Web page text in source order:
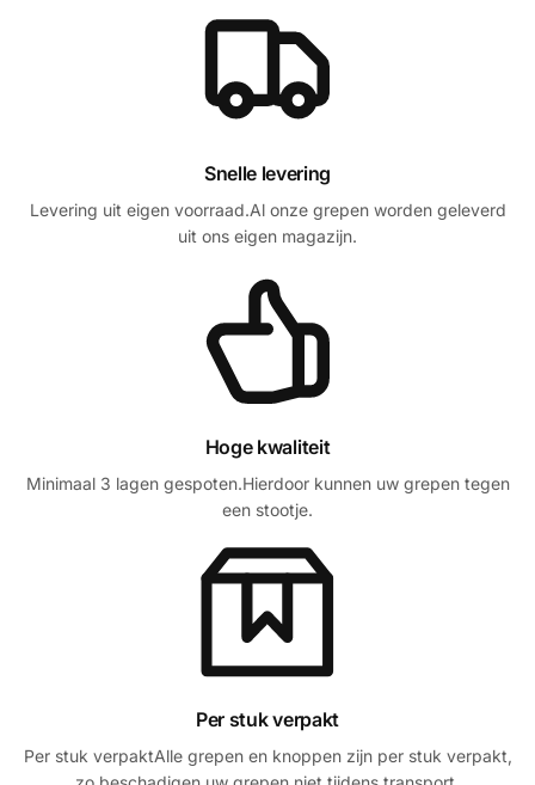
Snelle levering
Levering uit eigen voorraad.Al onze grepen worden geleverd
uit ons eigen magazijn.
Hoge kwaliteit
Minimaal 3 lagen gespoten.Hierdoor kunnen uw grepen tegen
een stootje.
Per stuk verpakt
Per stuk verpaktAlle grepen en knoppen zijn per stuk verpakt,